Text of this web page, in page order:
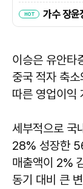
이승은 유안타
중국 적자 축
따른 영업이익
세부적으로 국
28% 성장한
매출액이 2%
동기 대비 큰